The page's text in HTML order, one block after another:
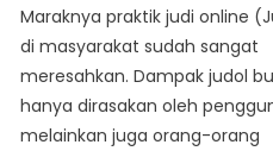
Maraknya praktik judi online
di masyarakat sudah sangat
meresahkan. Dampak judol
hanya dirasakan oleh
melainkan juga orang-orang